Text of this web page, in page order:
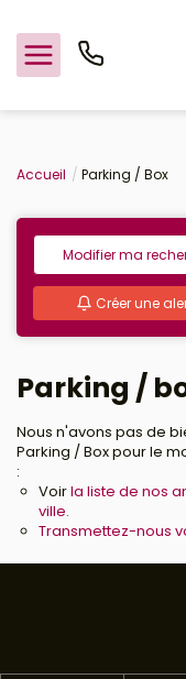
Nos offres
Estimation
L'agence
Rejoindre
Accueil Parking / Box
Modifier ma
Créer une
Parking /
Nous n'avons pas de
Parking / Box pour le
:
Voirla liste de nos
ville.
Transmettez-nous